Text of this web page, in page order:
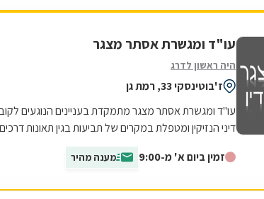
עו"ד ומגשרת אסתר מצגר
היה ראשון לדרג
ז'בוטינסקי 33, רמת גן
עו"ד ומגשרת אסתר מצגר מתמקדת בעניינים הנוגעים
דיני הנזיקין ומטפלת במקרים של תביעות בגין תאונות דרכים
זמין ביום א' מ-9:00 מענה מהיר